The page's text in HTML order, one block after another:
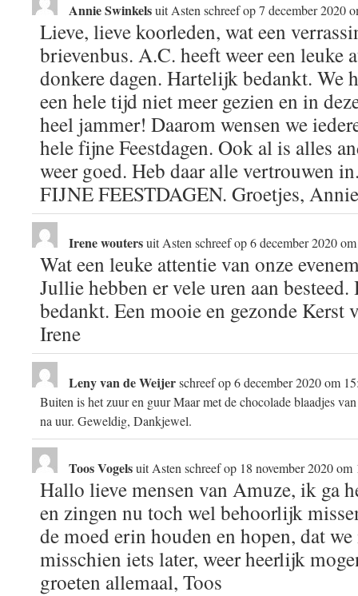
Annie Swinkelsuit Asten schreef op7 december 2020
Lieve, lieve koorleden, wat een
brievenbus. A.C. heeft weer een leuke
donkere dagen. Hartelijk bedankt. We
een hele tijd niet meer gezien en in
heel jammer! Daarom wensen we
hele fijne Feestdagen. Ook al is alles
weer goed. Heb daar alle vertrouwen
FIJNE FEESTDAGEN. Groetjes,
Irene woutersuit Asten schreef op6 december 2020om
Wat een leuke attentie van onze
Jullie hebben er vele uren aan
bedankt. Een mooie en gezonde Kerst
Irene
Leny van de Weijerschreef op6 december 2020om
Buiten is het zuur en guur Maar met de chocolade blaadjes
na uur. Geweldig, Dankjewel.
Toos Vogelsuit Asten schreef op 18 november 2020om
Hallo lieve mensen van Amuze, ik ga
en zingen nu toch wel behoorlijk
de moed erin houden en hopen, dat
misschien iets later, weer heerlijk
groeten allemaal, Toos